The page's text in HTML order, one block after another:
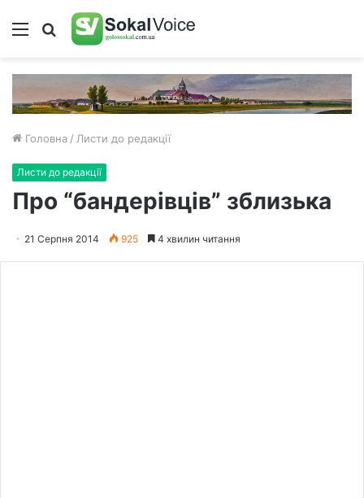
Меню Пошук
Головна / Листи до редакції
Листи до редакції
Про “бандерівців” зблизька
21 Серпня 2014 925 4 хвилин читання